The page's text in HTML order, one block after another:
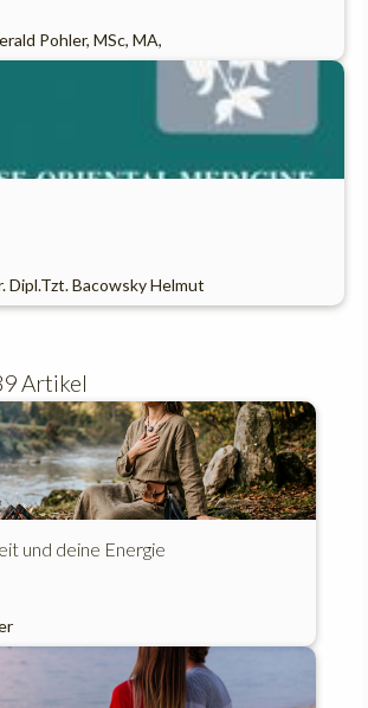
Pohler, MSc, MA,
Dipl.Tzt. Bacowsky Helmut
Artikel
und deine Energie